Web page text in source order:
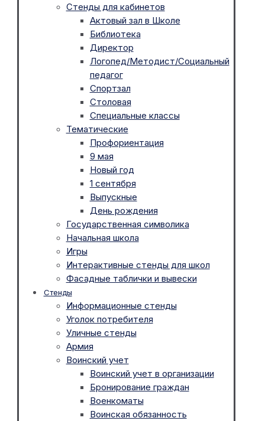
Стенды для кабинетов
Актовый зал в Школе
Библиотека
Директор
Логопед/Методист/Социальный
педагог
Спортзал
Столовая
Специальные классы
Тематические
Профориентация
9 мая
Новый год
1 сентября
Выпускные
День рождения
Государственная символика
Начальная школа
Игры
Интерактивные стенды для школ
Фасадные таблички и вывески
Стенды
Информационные стенды
Уголок потребителя
Уличные стенды
Армия
Воинский учет
Воинский учет в организации
Бронирование граждан
Военкоматы
Воинская обязанность